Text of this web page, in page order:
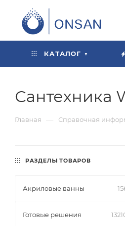
КАТАЛОГ
Сантехника
Главная — Справочная
РАЗДЕЛЫ ТОВАРОВ
Акриловые ванны
Готовые решения